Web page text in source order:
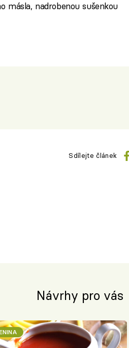
másla, nadrobenou sušenkou
Sdílejte článek
Návrhy pro vás